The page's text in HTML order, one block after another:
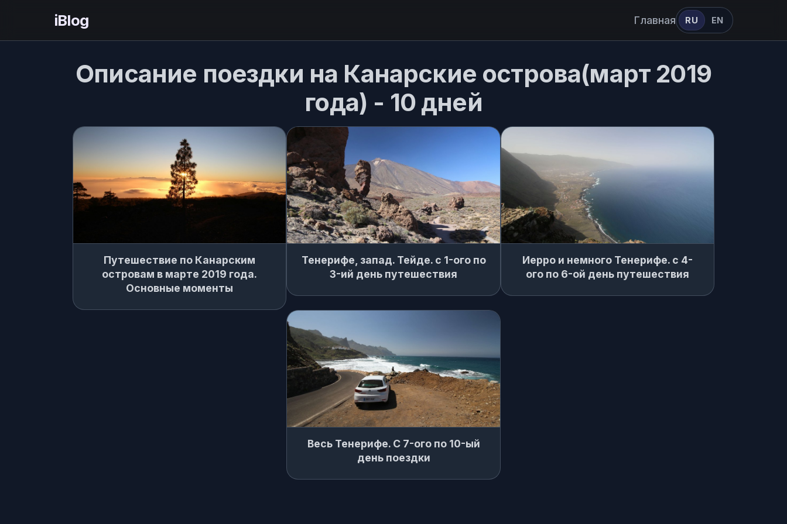
iBlog Главная RU EN
Описание поездки на Канарские острова(март 2019
года) - 10 дней
Путешествие по Канарским
островам в марте 2019 года.
Основные моменты
Тенерифе, запад. Тейде. с 1-ого по
3-ий день путешествия
Иерро и немного Тенерифе. с 4-
ого по 6-ой день путешествия
Весь Тенерифе. С 7-ого по 10-ый
день поездки